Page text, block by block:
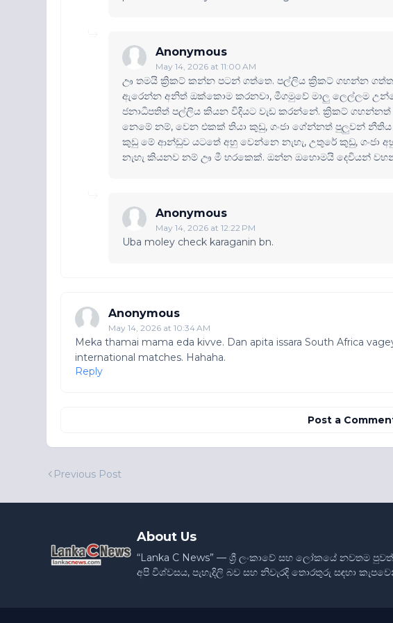
Anonymous
May 14, 2026 at 11:00 AM
ඌ තමයි ක්‍රිකට් කන්න පටන් ගත්තෙ. පල්ලිය ක්‍රිකට් ගහන්න
ඇරෙන්න අනිත් ඔක්කොම කරනවා, මීගමුවේ මාලු ලෙල්ලම
ජනාධිපතිත් පල්ලිය කියන විදියට වැඩ කරන්නේ. ක්‍රිකට්
නෙමේ නම්, වෙන එකක් තියා කුඩු, ගංජා ගේන්නත් පුලුවන්
කුඩු මේ ආන්ඩුව යටතේ අහු වෙන්නෙ නැහැ, උතුරේ කුඩු, ගංජා
නැහැ කියනව නම් ඌ මී හරකෙක්. ඔන්න ඔහොමයි දෙවියන්
Anonymous
May 14, 2026 at 12:22 PM
Uba moley check karaganin bn.
Anonymous
May 14, 2026 at 10:34 AM
Meka thamai mama eda kivve. Dan apita issara South Africa
international matches. Hahaha.
Reply
Post a
Previous Post
About Us
“Lanka C News” — ශ්‍රී ලංකාවේ සහ ලෝකයේ නවතම
අපි විශ්වසය, පැහැදිලි බව සහ නිවැරදි තොරතුරු සඳහා